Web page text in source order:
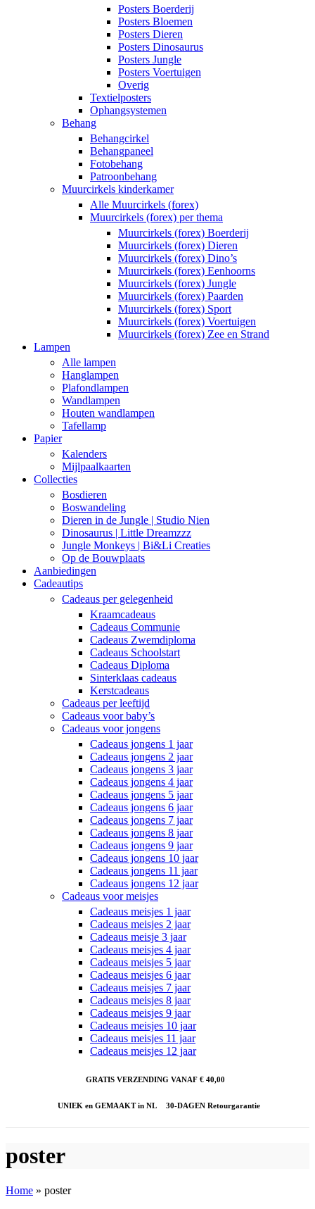
Posters Boerderij
Posters Bloemen
Posters Dieren
Posters Dinosaurus
Posters Jungle
Posters Voertuigen
Overig
Textielposters
Ophangsystemen
Behang
Behangcirkel
Behangpaneel
Fotobehang
Patroonbehang
Muurcirkels kinderkamer
Alle Muurcirkels (forex)
Muurcirkels (forex) per thema
Muurcirkels (forex) Boerderij
Muurcirkels (forex) Dieren
Muurcirkels (forex) Dino’s
Muurcirkels (forex) Eenhoorns
Muurcirkels (forex) Jungle
Muurcirkels (forex) Paarden
Muurcirkels (forex) Sport
Muurcirkels (forex) Voertuigen
Muurcirkels (forex) Zee en Strand
Lampen
Alle lampen
Hanglampen
Plafondlampen
Wandlampen
Houten wandlampen
Tafellamp
Papier
Kalenders
Mijlpaalkaarten
Collecties
Bosdieren
Boswandeling
Dieren in de Jungle | Studio Nien
Dinosaurus | Little Dreamzzz
Jungle Monkeys | Bi&Li Creaties
Op de Bouwplaats
Aanbiedingen
Cadeautips
Cadeaus per gelegenheid
Kraamcadeaus
Cadeaus Communie
Cadeaus Zwemdiploma
Cadeaus Schoolstart
Cadeaus Diploma
Sinterklaas cadeaus
Kerstcadeaus
Cadeaus per leeftijd
Cadeaus voor baby’s
Cadeaus voor jongens
Cadeaus jongens 1 jaar
Cadeaus jongens 2 jaar
Cadeaus jongens 3 jaar
Cadeaus jongens 4 jaar
Cadeaus jongens 5 jaar
Cadeaus jongens 6 jaar
Cadeaus jongens 7 jaar
Cadeaus jongens 8 jaar
Cadeaus jongens 9 jaar
Cadeaus jongens 10 jaar
Cadeaus jongens 11 jaar
Cadeaus jongens 12 jaar
Cadeaus voor meisjes
Cadeaus meisjes 1 jaar
Cadeaus meisjes 2 jaar
Cadeaus meisje 3 jaar
Cadeaus meisjes 4 jaar
Cadeaus meisjes 5 jaar
Cadeaus meisjes 6 jaar
Cadeaus meisjes 7 jaar
Cadeaus meisjes 8 jaar
Cadeaus meisjes 9 jaar
Cadeaus meisjes 10 jaar
Cadeaus meisjes 11 jaar
Cadeaus meisjes 12 jaar
GRATIS VERZENDING VANAF € 40,00
UNIEK en GEMAAKT in NL 30-DAGEN Retourgarantie
poster
Home » poster